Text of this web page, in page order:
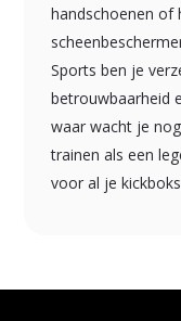
handschoenen of
Sports ben je
betrouwbaarheid
waar wacht je
trainen als een
voor al je